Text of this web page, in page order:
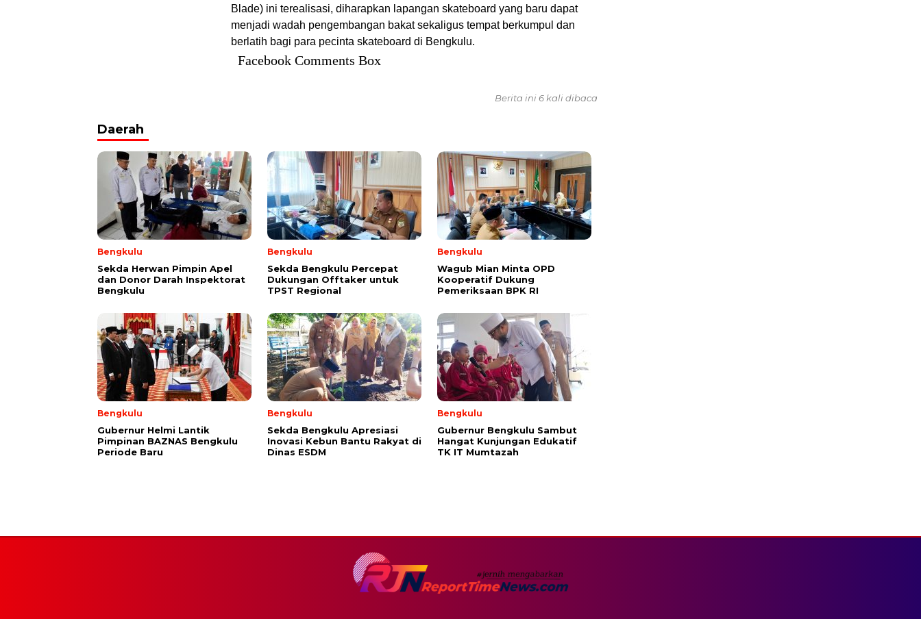
Blade) ini terealisasi, diharapkan lapangan skateboard yang baru dapat
menjadi wadah pengembangan bakat sekaligus tempat berkumpul dan
berlatih bagi para pecinta skateboard di Bengkulu.
Facebook Comments Box
Berita ini 6 kali dibaca
Daerah
Bengkulu
Sekda Herwan Pimpin Apel
dan Donor Darah Inspektorat
Bengkulu
Bengkulu
Sekda Bengkulu Percepat
Dukungan Offtaker untuk
TPST Regional
Bengkulu
Wagub Mian Minta OPD
Kooperatif Dukung
Pemeriksaan BPK RI
Bengkulu
Gubernur Helmi Lantik
Pimpinan BAZNAS Bengkulu
Periode Baru
Bengkulu
Sekda Bengkulu Apresiasi
Inovasi Kebun Bantu Rakyat di
Dinas ESDM
Bengkulu
Gubernur Bengkulu Sambut
Hangat Kunjungan Edukatif
TK IT Mumtazah